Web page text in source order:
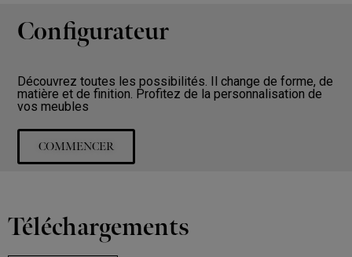
Configurateur
Découvrez toutes les possibilités. Il change de forme, de
matière et de finition. Profitez de la personnalisation de
vos meubles
COMMENCER
Téléchargements